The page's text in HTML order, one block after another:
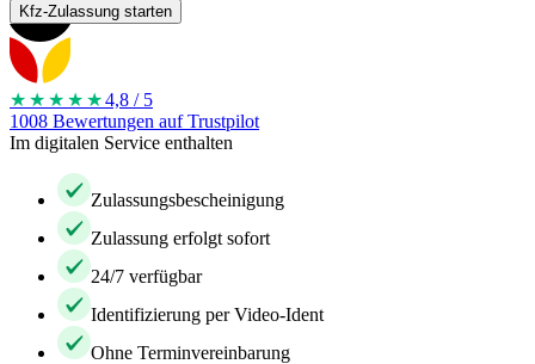
Kfz-Zulassung starten
★★★★ ★4,8 / 5
1008 Bewertungen auf Trustpilot
Im digitalen Service enthalten
Zulassungsbescheinigung
Zulassung erfolgt sofort
24/7 verfügbar
Identifizierung per Video-Ident
Ohne Terminvereinbarung